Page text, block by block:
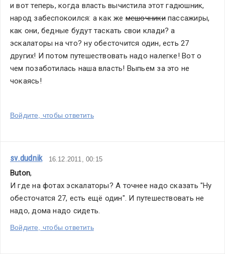
глазами.
Справедливость
фразы
«на
сегодняшний
день
полностью
основной
в
четверг
15
декабря,
имели
несчастливую
и вот теперь, когда власть вычистила этот гадюшник,
народ забеспокоился: а как же мешочники пассажиры,
как они, бедные будут таскать свои клади? а
эскалаторы на что? ну обесточится один, есть 27
других! И потом путешествовать надо налегке! Вот о
чем позаботилась наша власть! Выпьем за это не
чокаясь!
Войдите, чтобы ответить
sv.dudnik 16.12.2011, 00:15
Buton,
И где на фотах эскалаторы? А точнее надо сказать "Ну
обесточатся 27, есть ещё один". И путешествовать не
надо, дома надо сидеть.
Войдите, чтобы ответить